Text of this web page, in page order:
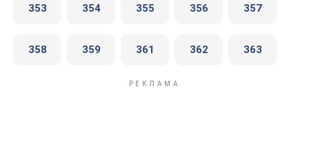
353 354 355 356 357
358 359 361 362 363